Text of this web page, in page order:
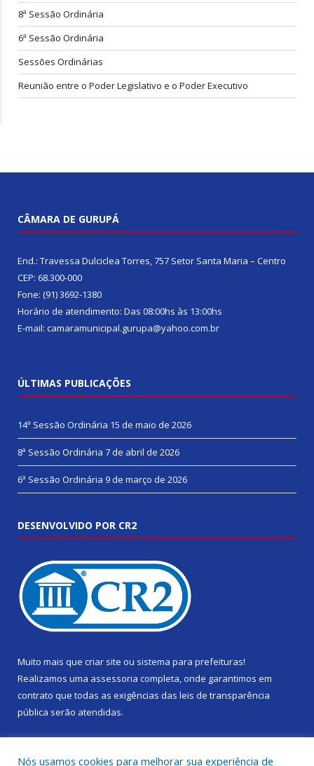
8ª Sessão Ordinária
6ª Sessão Ordinária
Sessões Ordinárias
Reunião entre o Poder Legislativo e o Poder Executivo
CÂMARA DE GURUPÁ
End.: Travessa Dulciclea Torres, 757 Setor Santa Maria – Centro
CEP: 68.300-000
Fone: (91) 3692-1380
Horário de atendimento: Das 08:00hs às 13:00hs
E-mail: camaramunicipal.gurupa@yahoo.com.br
ÚLTIMAS PUBLICAÇÕES
14ª Sessão Ordinária 15 de maio de 2026
8ª Sessão Ordinária 7 de abril de 2026
6ª Sessão Ordinária 9 de março de 2026
DESENVOLVIDO POR CR2
Muito mais que criar site ou sistema para prefeituras!
Realizamos uma assessoria completa, onde garantimos em
contrato que todas as exigências das leis de transparência
pública serão atendidas.
Nós usamos cookies para melhorar sua experiência de